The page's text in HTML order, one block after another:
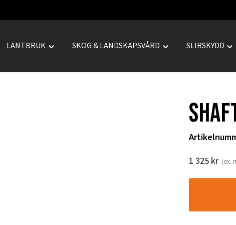
LANTBRUK
Toggle
SKOG & LANDSKAPSVÅRD
Toggle
SLIRSKYDD
1 325 kr (ex.